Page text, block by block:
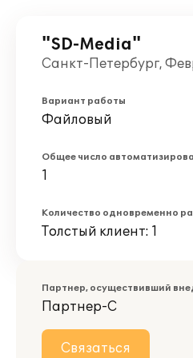
"SD-Media"
Санкт-Петербург,
Вариант работы
Файловый
Общее число
1
Количество одновременно
Толстый клиент: 1
Партнер, осуществивший
Партнер-С
Связаться